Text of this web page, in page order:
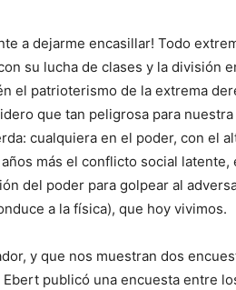
a dejarme encasillar! Todo
su lucha de clases y la división
el patrioterismo de la extrema
que tan peligrosa para
cualquiera en el poder, con el
más el conflicto social latente,
del poder para golpear al
a la física), que hoy vivimos.
y que nos muestran dos
publicó una encuesta entre